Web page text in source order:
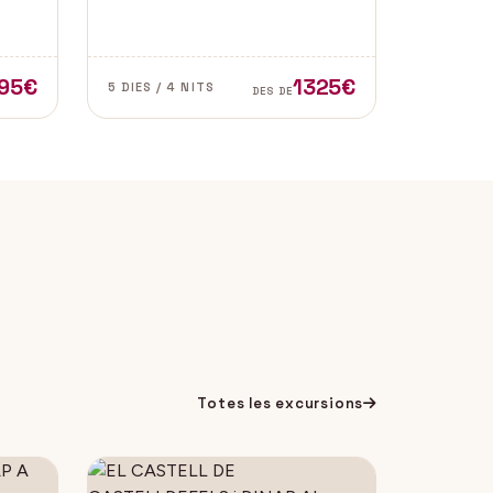
especialment a les províncies de
Cadis i Màlaga. Vens amb
nosaltres?
5 DIES / 4 NITS DES DE1325€
Totes les excursions